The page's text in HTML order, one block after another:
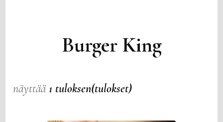
Burger King
näyttää1 tuloksen(tulokset)